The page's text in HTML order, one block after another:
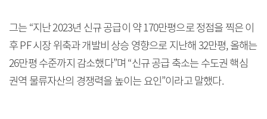
그는 “지난 2023년 신규 공급이 약 170만평으로 정점을 찍은 이
후 PF 시장 위축과 개발비 상승 영향으로 지난해 32만평, 올해는
26만평 수준까지 감소했다”며 “신규 공급 축소는 수도권 핵심
권역 물류자산의 경쟁력을 높이는 요인”이라고 말했다.